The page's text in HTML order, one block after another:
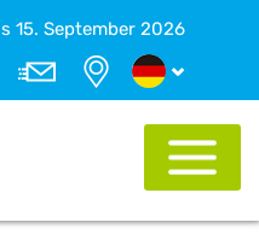
15. September 2026